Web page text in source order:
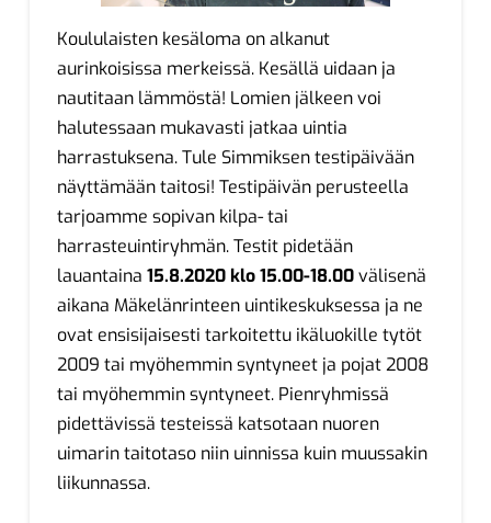
Koululaisten kesäloma on alkanut
aurinkoisissa merkeissä. Kesällä uidaan ja
nautitaan lämmöstä! Lomien jälkeen voi
halutessaan mukavasti jatkaa uintia
harrastuksena. Tule Simmiksen testipäivään
näyttämään taitosi! Testipäivän perusteella
tarjoamme sopivan kilpa- tai
harrasteuintiryhmän. Testit pidetään
lauantaina 15.8.2020 klo 15.00-18.00välisenä
aikana Mäkelänrinteen uintikeskuksessa ja ne
ovat ensisijaisesti tarkoitettu ikäluokille tytöt
2009 tai myöhemmin syntyneet ja pojat 2008
tai myöhemmin syntyneet. Pienryhmissä
pidettävissä testeissä katsotaan nuoren
uimarin taitotaso niin uinnissa kuin muussakin
liikunnassa.